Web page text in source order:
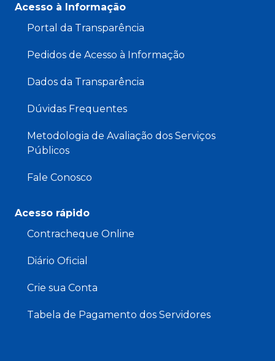
Acesso à Informação
Portal da Transparência
Pedidos de Acesso à Informação
Dados da Transparência
Dúvidas Frequentes
Metodologia de Avaliação dos Serviços
Públicos
Fale Conosco
Acesso rápido
Contracheque Online
Diário Oficial
Crie sua Conta
Tabela de Pagamento dos Servidores